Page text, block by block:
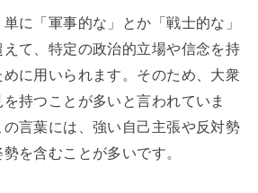
に「軍事的な」とか「戦士的な」
て、特定の政治的立場や信念を持
に用いられます。そのため、大衆
持つことが多いと言われていま
言葉には、強い自己主張や反対勢
を含むことが多いです。